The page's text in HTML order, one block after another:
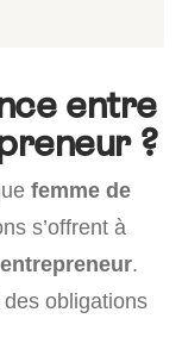
entre
?
femme de
s’offrent à
.
obligations